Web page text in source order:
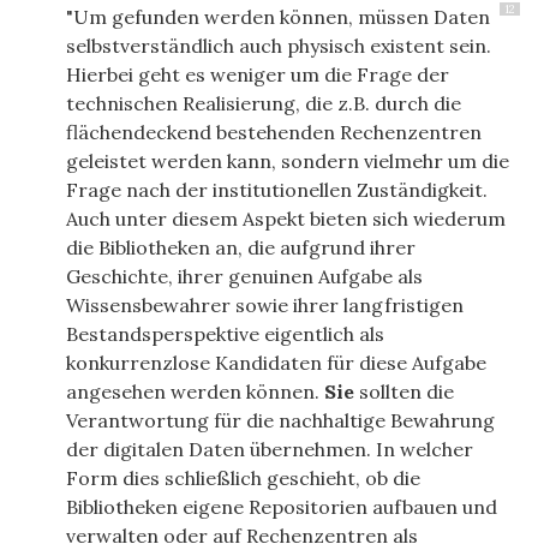
12
"Um gefunden werden können, müssen Daten
selbstverständlich auch physisch existent sein.
Hierbei geht es weniger um die Frage der
technischen Realisierung, die z.B. durch die
flächendeckend bestehenden Rechenzentren
geleistet werden kann, sondern vielmehr um die
Frage nach der institutionellen Zuständigkeit.
Auch unter diesem Aspekt bieten sich wiederum
die Bibliotheken an, die aufgrund ihrer
Geschichte, ihrer genuinen Aufgabe als
Wissensbewahrer sowie ihrer langfristigen
Bestandsperspektive eigentlich als
konkurrenzlose Kandidaten für diese Aufgabe
angesehen werden können. Sie sollten die
Verantwortung für die nachhaltige Bewahrung
der digitalen Daten übernehmen. In welcher
Form dies schließlich geschieht, ob die
Bibliotheken eigene Repositorien aufbauen und
verwalten oder auf Rechenzentren als